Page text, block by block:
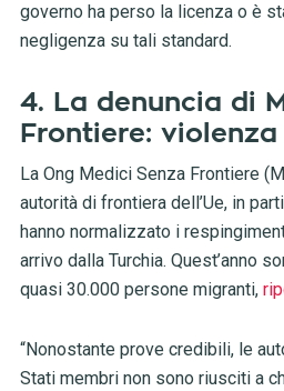
governo ha perso la licenza o è
negligenza su tali standard.
4. La denuncia di
Frontiere:
La Ong Medici Senza Frontiere
autorità di frontiera dell’Ue, in
hanno normalizzato i
arrivo dalla Turchia. Quest’anno
quasi 30.000 persone migranti,
“Nonostante prove credibili, le
Stati membri non sono riusciti a